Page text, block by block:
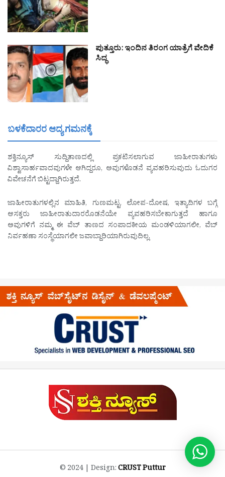
ಪುತ್ತೂರು: ಇಂದಿನ ತಿರಂಗ ಯಾತ್ರೆಗೆ ವೇದಿಕೆ
ಸಿದ್ಧ
ಬಳಕೆದಾರರ ಆದ್ಯ ಗಮನಕ್ಕೆ
ಶಕ್ತಿನ್ಯೂಸ್ ಸುದ್ದಿತಾಣದಲ್ಲಿ ಪ್ರಕಟಿಸಲಾಗುವ ಜಾಹೀರಾತುಗಳು
ವಿಶ್ವಾಸಾರ್ಹವಾದವುಗಳೇ ಆಗಿದ್ದರೂ, ಅವುಗಳೊಡನೆ ವ್ಯವಹರಿಸುವುದು ಓದುಗರ
ವಿವೇಚನೆಗೆ ಬಿಟ್ಟದ್ದಾಗಿರುತ್ತದೆ.
ಜಾಹೀರಾತುಗಳಲ್ಲಿನ ಮಾಹಿತಿ, ಗುಣಮಟ್ಟ, ಲೋಪ-ದೋಷ, ಇತ್ಯಾದಿಗಳ ಬಗ್ಗೆ
ಆಸಕ್ತರು ಜಾಹೀರಾತುದಾರರೊಡನೆಯೇ ವ್ಯವಹರಿಸಬೇಕಾಗುತ್ತದೆ ಹಾಗೂ
ಅವುಗಳಿಗೆ ನಮ್ಮ ಈ ವೆಬ್ ತಾಣದ ಸಂಪಾದಕೀಯ ಮಂಡಳಿಯಾಗಲೀ, ವೆಬ್
ನಿರ್ವಹಣಾ ಸಂಸ್ಥೆಯಾಗಲೀ ಜವಾಬ್ದಾರಿಯಾಗಿರುವುದಿಲ್ಲ.
© 2024 | Design:CRUST Puttur